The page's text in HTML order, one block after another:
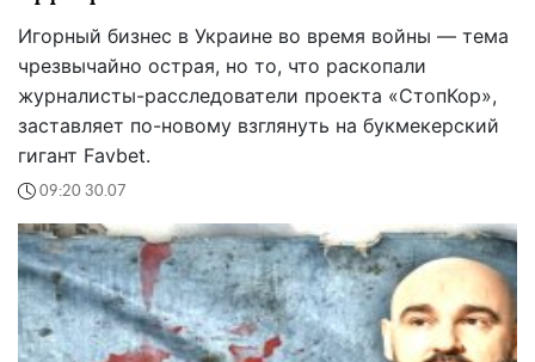
Игорный бизнес в Украине во время войны — тема
чрезвычайно острая, но то, что раскопали
журналисты-расследователи проекта «СтопКор»,
заставляет по-новому взглянуть на букмекерский
гигант Favbet.
09:20 30.07